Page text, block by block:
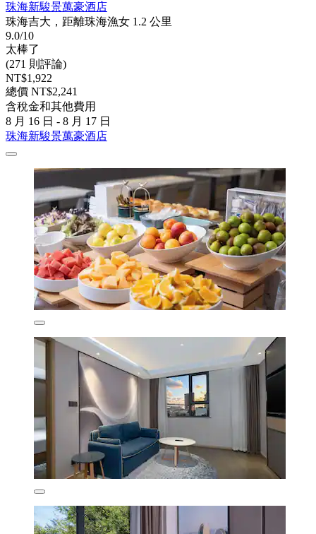
珠海新駿景萬豪酒店
珠海吉大，距離珠海漁女 1.2 公里
9.0/10
太棒了
(271 則評論)
NT$1,922
總價 NT$2,241
含稅金和其他費用
8 月 16 日 - 8 月 17 日
珠海新駿景萬豪酒店